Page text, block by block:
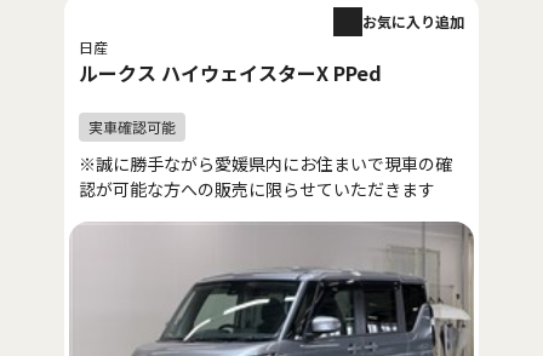
日産
ルークス ハイウェイスターX PPed
お気に入り追加
※誠に勝手ながら愛媛県内にお住まいで現車の確
認が可能な方への販売に限らせていただきます